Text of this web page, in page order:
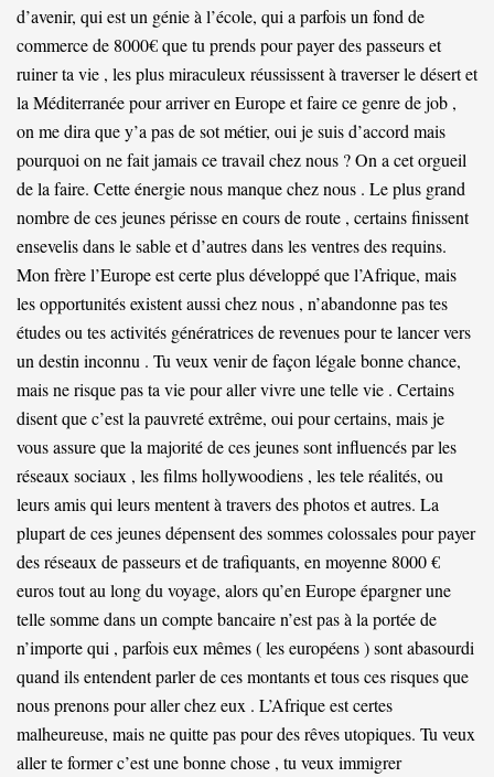
d’avenir, qui est un génie à l’école, qui a parfois un fond de
commerce de 8000€ que tu prends pour payer des passeurs et
ruiner ta vie , les plus miraculeux réussissent à traverser le désert et
la Méditerranée pour arriver en Europe et faire ce genre de job ,
on me dira que y’a pas de sot métier, oui je suis d’accord mais
pourquoi on ne fait jamais ce travail chez nous ? On a cet orgueil
de la faire. Cette énergie nous manque chez nous . Le plus grand
nombre de ces jeunes périsse en cours de route , certains finissent
ensevelis dans le sable et d’autres dans les ventres des requins.
Mon frère l’Europe est certe plus développé que l’Afrique, mais
les opportunités existent aussi chez nous , n’abandonne pas tes
études ou tes activités génératrices de revenues pour te lancer vers
un destin inconnu . Tu veux venir de façon légale bonne chance,
mais ne risque pas ta vie pour aller vivre une telle vie . Certains
disent que c’est la pauvreté extrême, oui pour certains, mais je
vous assure que la majorité de ces jeunes sont influencés par les
réseaux sociaux , les films hollywoodiens , les tele réalités, ou
leurs amis qui leurs mentent à travers des photos et autres. La
plupart de ces jeunes dépensent des sommes colossales pour payer
des réseaux de passeurs et de trafiquants, en moyenne 8000 €
euros tout au long du voyage, alors qu’en Europe épargner une
telle somme dans un compte bancaire n’est pas à la portée de
n’importe qui , parfois eux mêmes ( les européens ) sont abasourdi
quand ils entendent parler de ces montants et tous ces risques que
nous prenons pour aller chez eux . L’Afrique est certes
malheureuse, mais ne quitte pas pour des rêves utopiques. Tu veux
aller te former c’est une bonne chose , tu veux immigrer